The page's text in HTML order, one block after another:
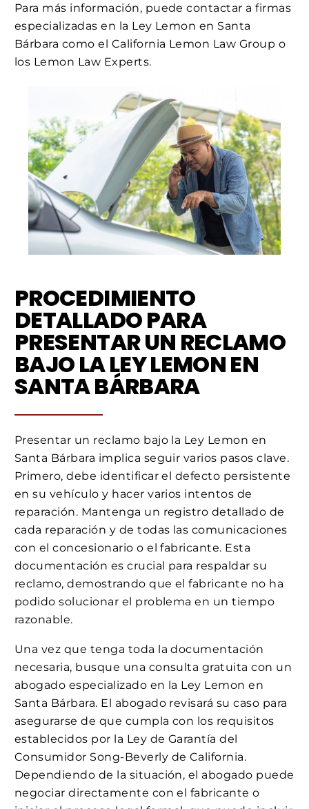
Para más información, puede contactar a firmas
especializadas en la Ley Lemon en Santa
Bárbara como el California Lemon Law Group o
los Lemon Law Experts.
PROCEDIMIENTO
DETALLADO PARA
PRESENTAR UN RECLAMO
BAJO LA LEY LEMON EN
SANTA BÁRBARA
Presentar un reclamo bajo la Ley Lemon en
Santa Bárbara implica seguir varios pasos clave.
Primero, debe identificar el defecto persistente
en su vehículo y hacer varios intentos de
reparación. Mantenga un registro detallado de
cada reparación y de todas las comunicaciones
con el concesionario o el fabricante. Esta
documentación es crucial para respaldar su
reclamo, demostrando que el fabricante no ha
podido solucionar el problema en un tiempo
razonable.
Una vez que tenga toda la documentación
necesaria, busque una consulta gratuita con un
abogado especializado en la Ley Lemon en
Santa Bárbara. El abogado revisará su caso para
asegurarse de que cumpla con los requisitos
establecidos por la Ley de Garantía del
Consumidor Song-Beverly de California.
Dependiendo de la situación, el abogado puede
negociar directamente con el fabricante o